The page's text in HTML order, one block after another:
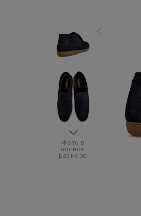
Фото в
полном
размере